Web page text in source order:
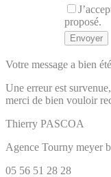
proposé.
Votre message a bien
Une erreur est survenue,
merci de bien vouloir
Thierry PASCOA
Agence Tourny meyer
05 56 51 28 28